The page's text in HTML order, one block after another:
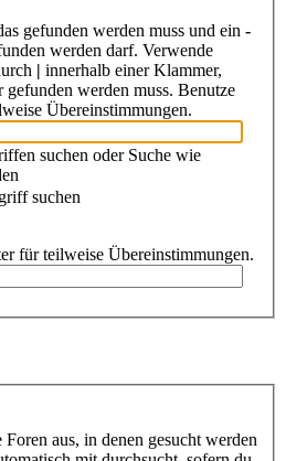
gefunden werden muss und ein -
werden darf. Verwende
| innerhalb einer Klammer,
werden muss. Benutze
Übereinstimmungen.
suchen oder Suche wie
suchen
für teilweise Übereinstimmungen.
aus, in denen gesucht werden